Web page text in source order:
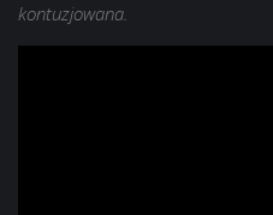
kontuzjowana.